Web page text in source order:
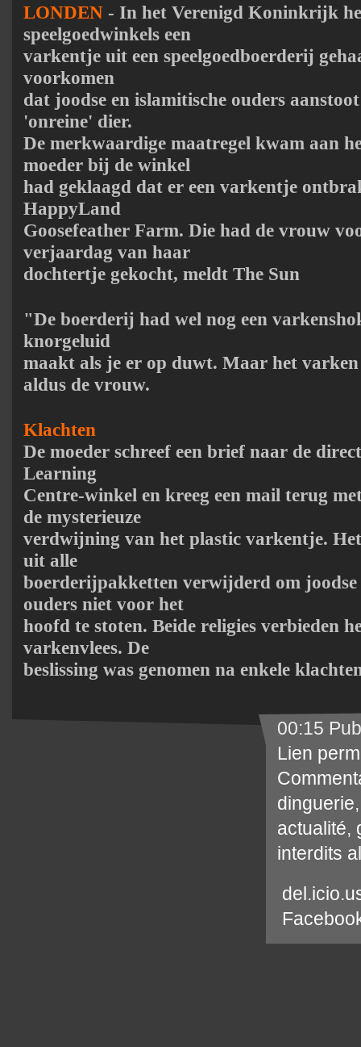
LONDEN - In het Verenigd Koninkrijk
speelgoedwinkels een
varkentje uit een speelgoedboerderij
voorkomen
dat joodse en islamitische ouders
'onreine' dier.
De merkwaardige maatregel kwam aan
moeder bij de winkel
had geklaagd dat er een varkentje
HappyLand
Goosefeather Farm. Die had de vrouw
verjaardag van haar
dochtertje gekocht, meldt The Sun
"De boerderij had wel nog een
knorgeluid
maakt als je er op duwt. Maar het
aldus de vrouw.
Klachten
De moeder schreef een brief naar de
Learning
Centre-winkel en kreeg een mail terug
de mysterieuze
verdwijning van het plastic varkentje.
uit alle
boerderijpakketten verwijderd om joodse
ouders niet voor het
hoofd te stoten. Beide religies verbieden
varkenvlees. De
beslissing was genomen na enkele
00:15
Lien
dinguerie
actualité,
interdits